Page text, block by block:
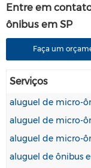
Entre em
ônibus em SP
Faça um
Serviços
aluguel de micro-
aluguel de micro-
aluguel de micro-
aluguel de ônibus